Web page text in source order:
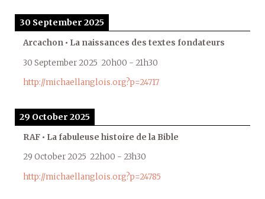
30 September 2025
Arcachon • La naissances des textes fondateurs
30 September 2025 20h00 - 21h30
http://michaellanglois.org?p=24717
29 October 2025
RAF • La fabuleuse histoire de la Bible
29 October 2025 22h00 - 23h30
http://michaellanglois.org?p=24785